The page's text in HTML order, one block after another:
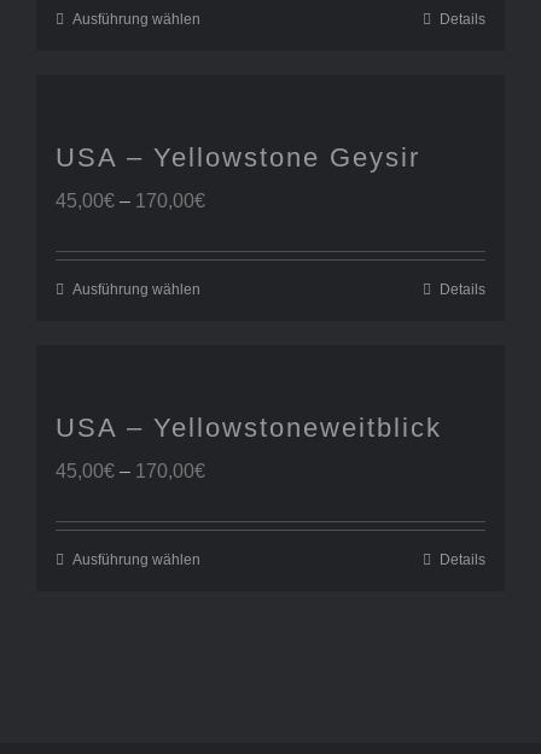
Ausführung wählen Details
USA – Yellowstone Geysir
45,00€ – 170,00€Preisspanne:
bis
Ausführung wählen Details
USA – Yellowstoneweitblick
45,00€ – 170,00€Preisspanne:
bis
Ausführung wählen Details